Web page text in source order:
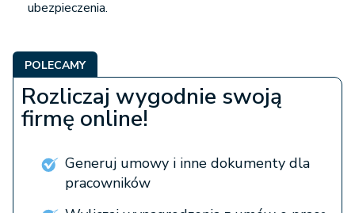
ubezpieczenia.
POLECAMY
Rozliczaj wygodnie swoją
firmę online!
Generuj umowy i inne dokumenty dla
pracowników